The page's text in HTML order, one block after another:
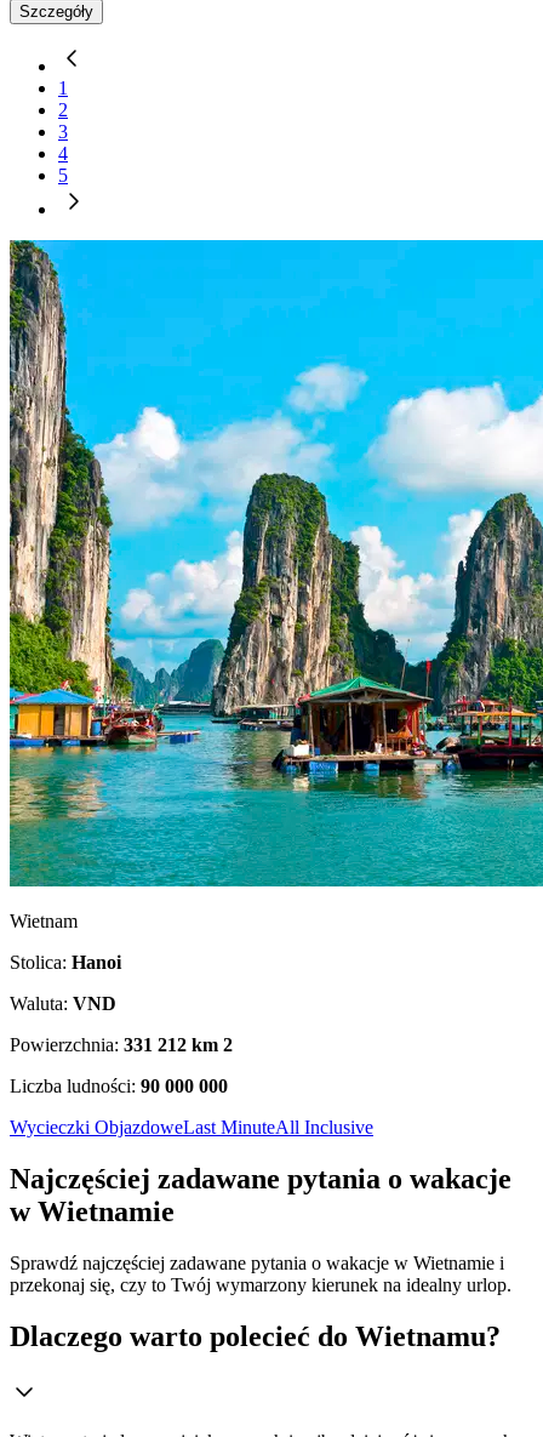
Szczegóły
1
2
3
4
5
Wietnam
Stolica: Hanoi
Waluta: VND
Powierzchnia: 331 212 km 2
Liczba ludności: 90 000 000
Wycieczki ObjazdoweLast MinuteAll Inclusive
Najczęściej zadawane pytania o wakacje
w Wietnamie
Sprawdź najczęściej zadawane pytania o wakacje w Wietnamie i
przekonaj się, czy to Twój wymarzony kierunek na idealny urlop.
Dlaczego warto polecieć do Wietnamu?